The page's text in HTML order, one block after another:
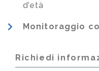
d’età
Monitoraggio
Richiedi